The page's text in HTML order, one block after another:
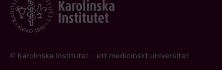
© Karolinska Institutet - ett medicinskt universitet